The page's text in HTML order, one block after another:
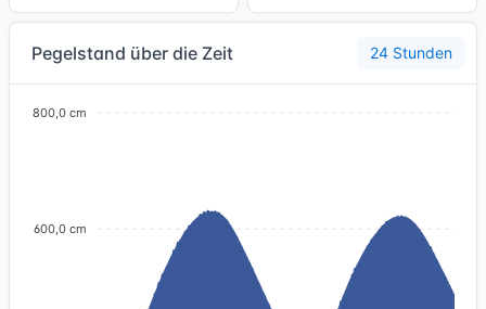
Pegelstand über die Zeit 24 Stunden
800,0 cm
600,0 cm